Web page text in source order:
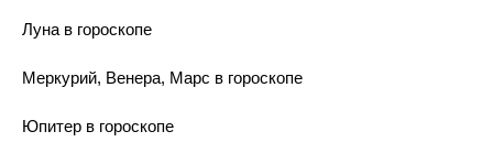
Луна в гороскопе
Меркурий, Венера, Марс в гороскопе
Юпитер в гороскопе